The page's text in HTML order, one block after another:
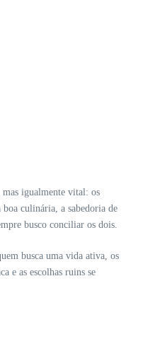
igualmente vital: os
culinária, a sabedoria de
busco conciliar os dois.
busca uma vida ativa, os
e as escolhas ruins se